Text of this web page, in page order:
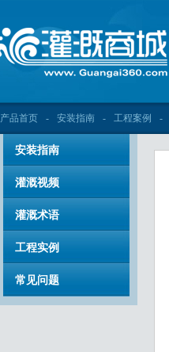
产品首页 - 安装指南 - 工程案例 -
安装指南
灌溉视频
灌溉术语
工程实例
常见问题